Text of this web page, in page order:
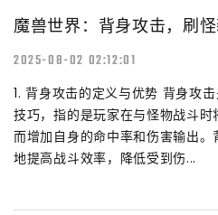
魔兽世界：背身攻击，刷
2025-08-02 02:12:01
1. 背身攻击的定义与优势 背身攻
技巧，指的是玩家在与怪物战斗
而增加自身的命中率和伤害输出
地提高战斗效率，降低受到伤...